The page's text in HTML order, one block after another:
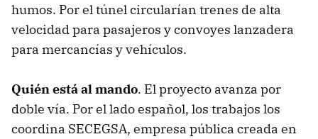
humos. Por el túnel circularían trenes de alta
velocidad para pasajeros y convoyes lanzadera
para mercancías y vehículos.
Quién está al mando. El proyecto avanza por
doble vía. Por el lado español, los trabajos los
coordina SECEGSA, empresa pública creada en